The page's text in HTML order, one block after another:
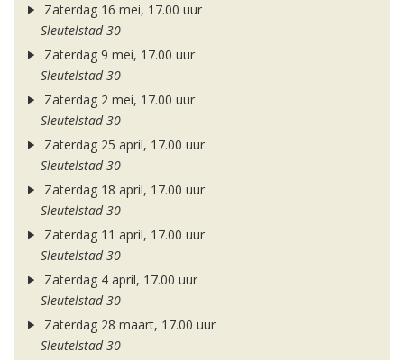
Zaterdag 16 mei, 17.00 uur
Sleutelstad 30
Zaterdag 9 mei, 17.00 uur
Sleutelstad 30
Zaterdag 2 mei, 17.00 uur
Sleutelstad 30
Zaterdag 25 april, 17.00 uur
Sleutelstad 30
Zaterdag 18 april, 17.00 uur
Sleutelstad 30
Zaterdag 11 april, 17.00 uur
Sleutelstad 30
Zaterdag 4 april, 17.00 uur
Sleutelstad 30
Zaterdag 28 maart, 17.00 uur
Sleutelstad 30